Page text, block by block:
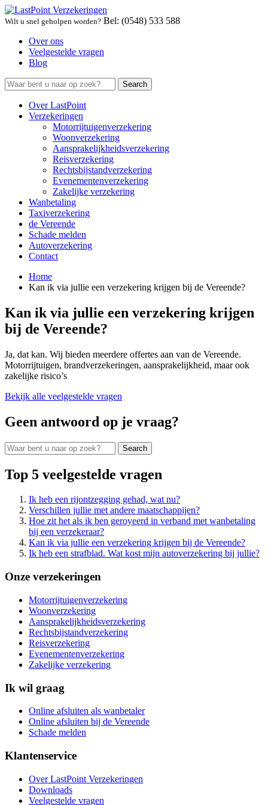
Wilt u snel geholpen worden? Bel: (0548) 533 588
Over ons
Veelgestelde vragen
Blog
Over LastPoint
Verzekeringen
Motorrijtuigenverzekering
Woonverzekering
Aansprakelijkheidsverzekering
Reisverzekering
Rechtsbijstandverzekering
Evenementenverzekering
Zakelijke verzekering
Wanbetaling
Taxiverzekering
de Vereende
Schade melden
Autoverzekering
Contact
Home
Kan ik via jullie een verzekering krijgen bij de Vereende?
Kan ik via jullie een verzekering krijgen
bij de Vereende?
Ja, dat kan. Wij bieden meerdere offertes aan van de Vereende.
Motorrijtuigen, brandverzekeringen, aansprakelijkheid, maar ook
zakelijke risico’s
Bekijk alle veelgestelde vragen
Geen antwoord op je vraag?
Top 5 veelgestelde vragen
Ik heb een rijontzegging gehad, wat nu?
Verschillen jullie met andere maatschappijen?
Hoe zit het als ik ben geroyeerd in verband met wanbetaling
bij een verzekeraar?
Kan ik via jullie een verzekering krijgen bij de Vereende?
Ik heb een strafblad. Wat kost mijn autoverzekering bij jullie?
Onze verzekeringen
Motorrijtuigenverzekering
Woonverzekering
Aansprakelijkheidsverzekering
Rechtsbijstandverzekering
Reisverzekering
Evenementenverzekering
Zakelijke verzekering
Ik wil graag
Online afsluiten als wanbetaler
Online afsluiten bij de Vereende
Schade melden
Klantenservice
Over LastPoint Verzekeringen
Downloads
Veelgestelde vragen